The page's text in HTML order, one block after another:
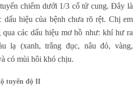
chiếm dưới 1/3 cổ tử cung. Đây là
dấu hiệu của bệnh chưa rõ rệt. Chị em
các dấu hiệu mơ hồ như: khí hư ra
lạ (xanh, trắng đục, nâu đỏ, vàng,
có mùi hôi khó chịu.
tuyến độ II